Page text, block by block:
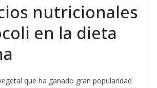
nutricionales
en la dieta
que ha ganado gran popularidad